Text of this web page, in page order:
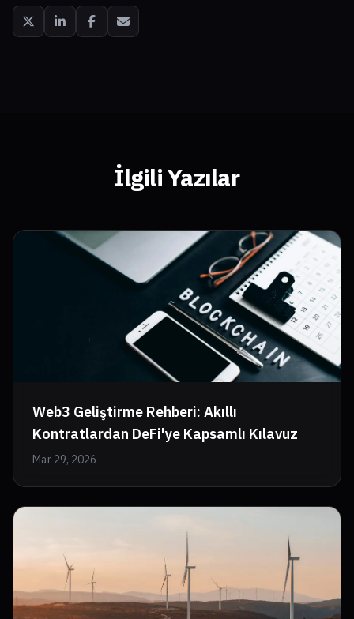
İlgili Yazılar
Web3 Geliştirme Rehberi: Akıllı
Kontratlardan DeFi'ye Kapsamlı Kılavuz
Mar 29, 2026